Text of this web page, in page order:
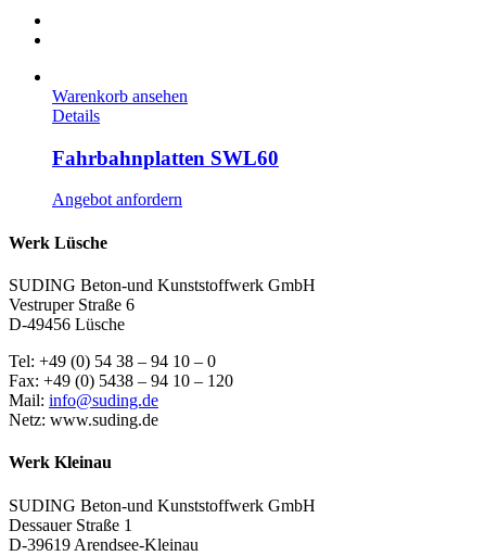
Warenkorb ansehen
Details
Fahrbahnplatten SWL60
Angebot anfordern
Werk Lüsche
SUDING Beton-und Kunststoffwerk GmbH
Vestruper Straße 6
D-49456 Lüsche
Tel: +49 (0) 54 38 – 94 10 – 0
Fax: +49 (0) 5438 – 94 10 – 120
Mail: info@suding.de
Netz: www.suding.de
Werk Kleinau
SUDING Beton-und Kunststoffwerk GmbH
Dessauer Straße 1
D-39619 Arendsee-Kleinau